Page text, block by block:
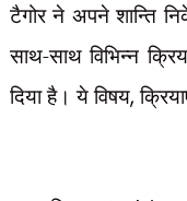
टैगोर ने अपने शान्ति
साथ-साथ विभिन्न
दिया है। ये विषय,